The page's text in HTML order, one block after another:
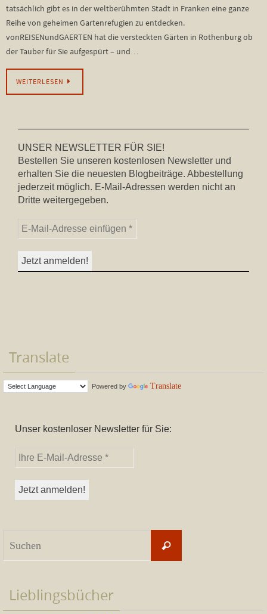
tatsächlich gibt es in der weltberühmten Stadt in Franken eine ganze
Reihe von geheimen Gartenrefugien zu entdecken.
vonREISENundGAERTEN hat die versteckten Gärten in Rothenburg ob
der Tauber für Sie aufgespürt – und…
WEITERLESEN
UNSER NEWSLETTER FÜR SIE!
Bestellen Sie unseren kostenlosen Newsletter und
erhalten Sie die neuesten Blogbeiträge. Abbestellung
jederzeit möglich. E-Mail-Adressen werden nicht an
Dritte weitergegeben.
Translate
Powered by Translate
Unser kostenloser Newsletter für Sie:
Suchen
Lieblingsbücher